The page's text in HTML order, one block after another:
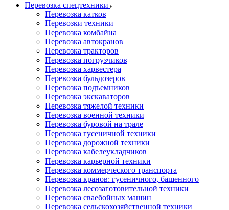
Перевозка спецтехники
Перевозка катков
Перевозки техники
Перевозка комбайна
Перевозка автокранов
Перевозка тракторов
Перевозка погрузчиков
Перевозка харвестера
Перевозка бульдозеров
Перевозка подъемников
Перевозка экскаваторов
Перевозка тяжелой техники
Перевозка военной техники
Перевозка буровой на трале
Перевозка гусеничной техники
Перевозка дорожной техники
Перевозка кабелеукладчиков
Перевозка карьерной техники
Перевозка коммерческого транспорта
Перевозка кранов: гусеничного, башенного
Перевозка лесозаготовительной техники
Перевозка сваебойных машин
Перевозка сельскохозяйственной техники